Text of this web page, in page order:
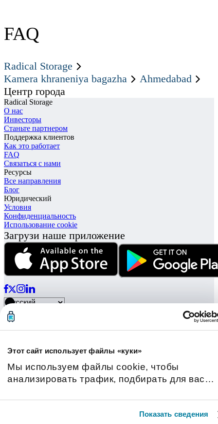
Этот сайт использует файлы «куки»
Мы используем файлы cookie, чтобы
анализировать трафик, подбирать для вас
вам возможность делиться информацией в
социальных сетях. Мы передаемПоказать сведения
FAQ
Radical Storage
Kamera khraneniya bagazha
Ahmedabad
Центр города
Radical Storage
О нас
Инвесторы
Станьте партнером
Поддержка клиентов
Как это работает
FAQ
Связаться с нами
Ресурсы
Все направления
Блог
Юридический
Условия
Конфиденциальность
Использование cookie
Загрузи наше приложение
© Radical Storage • Lean Team S.R.L. • P. IVA 14104111001
Radical также финансируется инвестиционным фондом Vertis
Venture 4 Scaleup Lazio, управляемым Vertis SGR SpA и